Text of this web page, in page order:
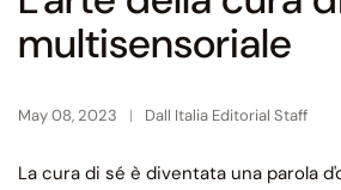
multisensoriale
May 08, 2023 Dall Italia Editorial Staff
La cura di sé è diventata una parola